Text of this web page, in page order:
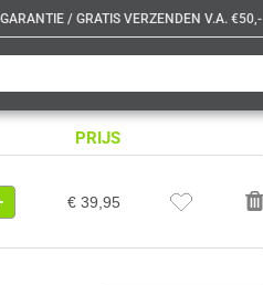
/ GRATIS VERZENDEN V.A. €50,-
PRIJS
€ 39,95